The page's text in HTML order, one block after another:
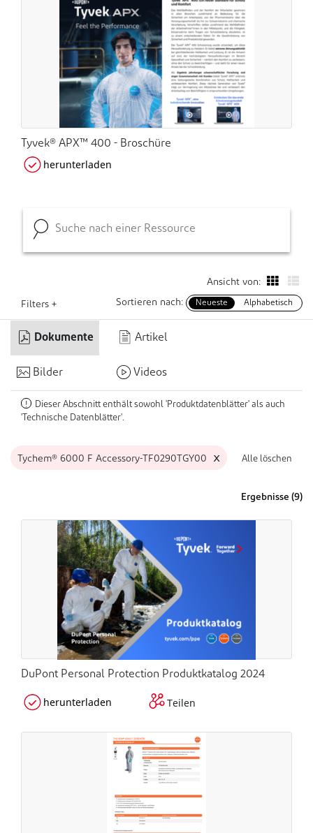
Tyvek® APX™ 400 - Broschüre
herunterladen
Filters +
Ansicht von:
Sortieren nach:
Neueste Alphabetisch
Dokumente Artikel
Bilder Videos
!
Dieser Abschnitt enthält sowohl 'Produktdatenblätter' als auch
'Technische Datenblätter'.
Tychem® 6000 F Accessory-TF0290TGY00 x Alle löschen
Ergebnisse (9)
DuPont Personal Protection Produktkatalog 2024
herunterladen Teilen